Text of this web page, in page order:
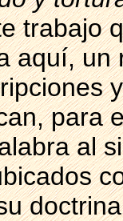
trabajo
aquí, un
para
al